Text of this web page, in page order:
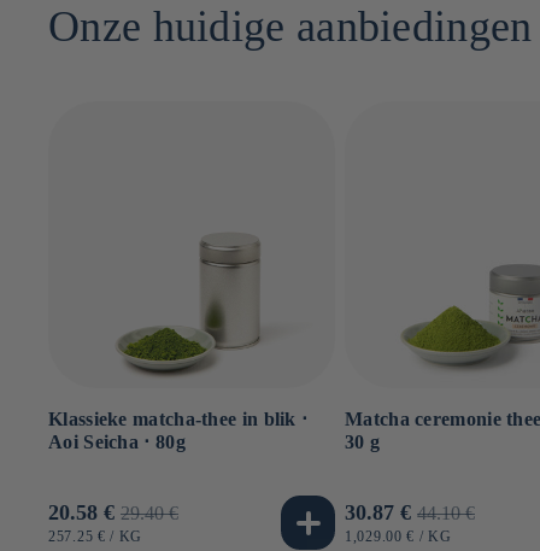
Onze huidige aanbiedingen
Klassieke matcha-thee in blik ⋅
Aoi Seicha ⋅ 80g
Aanbiedingsprijs
20.58 € Normale
prijs
29.40 €
EENHEIDSPRIJS
257.25 € / PER
KG
Matcha ceremonie thee
30 g
Aanbiedingsprijs
30.87 € Normale
prijs
44.10 €
EENHEIDSPRIJS
1,029.00 € / PER
KG